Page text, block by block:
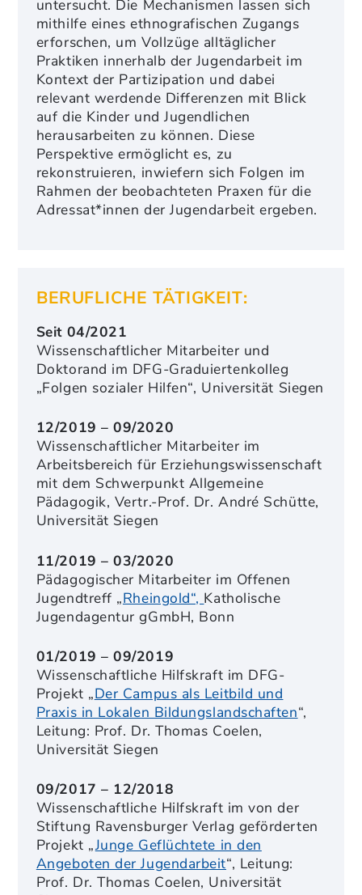
untersucht. Die Mechanismen lassen sich
mithilfe eines ethnografischen Zugangs
erforschen, um Vollzüge alltäglicher
Praktiken innerhalb der Jugendarbeit im
Kontext der Partizipation und dabei
relevant werdende Differenzen mit Blick
auf die Kinder und Jugendlichen
herausarbeiten zu können. Diese
Perspektive ermöglicht es, zu
rekonstruieren, inwiefern sich Folgen im
Rahmen der beobachteten Praxen für die
Adressat*innen der Jugendarbeit ergeben.
BERUFLICHE TÄTIGKEIT:
Seit 04/2021
Wissenschaftlicher Mitarbeiter und
Doktorand im DFG-Graduiertenkolleg
„Folgen sozialer Hilfen“, Universität Siegen
12/2019 – 09/2020
Wissenschaftlicher Mitarbeiter im
Arbeitsbereich für Erziehungswissenschaft
mit dem Schwerpunkt Allgemeine
Pädagogik, Vertr.-Prof. Dr. André Schütte,
Universität Siegen
11/2019 – 03/2020
Pädagogischer Mitarbeiter im Offenen
Jugendtreff „Rheingold“, Katholische
Jugendagentur gGmbH, Bonn
01/2019 – 09/2019
Wissenschaftliche Hilfskraft im DFG-
Projekt „Der Campus als Leitbild und
Praxis in Lokalen Bildungslandschaften“,
Leitung: Prof. Dr. Thomas Coelen,
Universität Siegen
09/2017 – 12/2018
Wissenschaftliche Hilfskraft im von der
Stiftung Ravensburger Verlag geförderten
Projekt „Junge Geflüchtete in den
Angeboten der Jugendarbeit“, Leitung:
Prof. Dr. Thomas Coelen, Universität